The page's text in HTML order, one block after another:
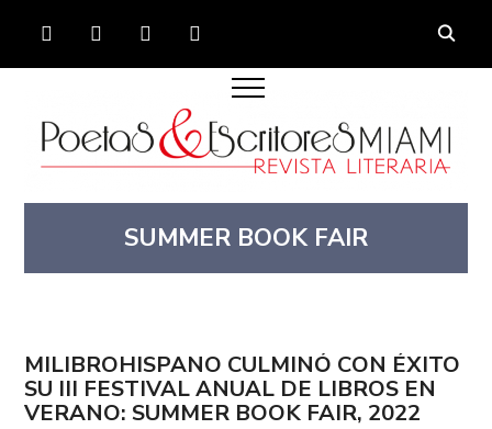
FACEBOOKTWITTERINSTAGRAMYOUTUBE
SUMMER BOOK FAIR
MILIBROHISPANO CULMINÓ CON ÉXITO
SU III FESTIVAL ANUAL DE LIBROS EN
VERANO: SUMMER BOOK FAIR, 2022